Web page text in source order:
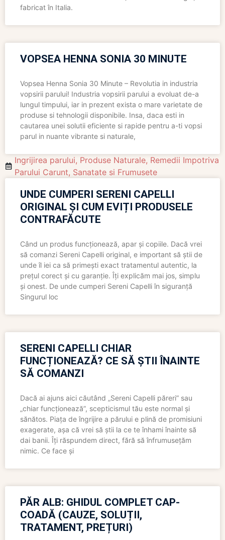
fabricat în Italia.
VOPSEA HENNA SONIA 30 MINUTE
Vopsea Henna Sonia 30 Minute – Revolutia in industria
vopsirii parului! Industria vopsirii parului a evoluat de-a
lungul timpului, iar in prezent exista o mare varietate de
produse si tehnologii disponibile. Insa, daca esti in
cautarea unei solutii eficiente si rapide pentru a-ti vopsi
parul in nuante vibrante si naturale,
Ingrijirea parului, Produse Naturale, Remedii Impotriva
Parului Carunt, Sanatate si Frumusete
UNDE CUMPERI SERENI CAPELLI
ORIGINAL ȘI CUM EVIȚI PRODUSELE
CONTRAFĂCUTE
Când un produs funcționează, apar și copiile. Dacă vrei
să comanzi Sereni Capelli original, e important să știi de
unde îl iei ca să primești exact tratamentul autentic, la
prețul corect și cu garanție. Îți explicăm mai jos, simplu
și onest. De unde cumperi Sereni Capelli în siguranță
Singurul loc
SERENI CAPELLI CHIAR
FUNCȚIONEAZĂ? CE SĂ ȘTII ÎNAINTE
SĂ COMANZI
Dacă ai ajuns aici căutând „Sereni Capelli păreri” sau
„chiar funcționează”, scepticismul tău este normal și
sănătos. Piața de îngrijire a părului e plină de promisiuni
exagerate, așa că vrei să știi la ce te înhami înainte să
dai banii. Îți răspundem direct, fără să înfrumusețăm
nimic. Ce face și
PĂR ALB: GHIDUL COMPLET CAP-
COADĂ (CAUZE, SOLUȚII,
TRATAMENT, PREȚURI)